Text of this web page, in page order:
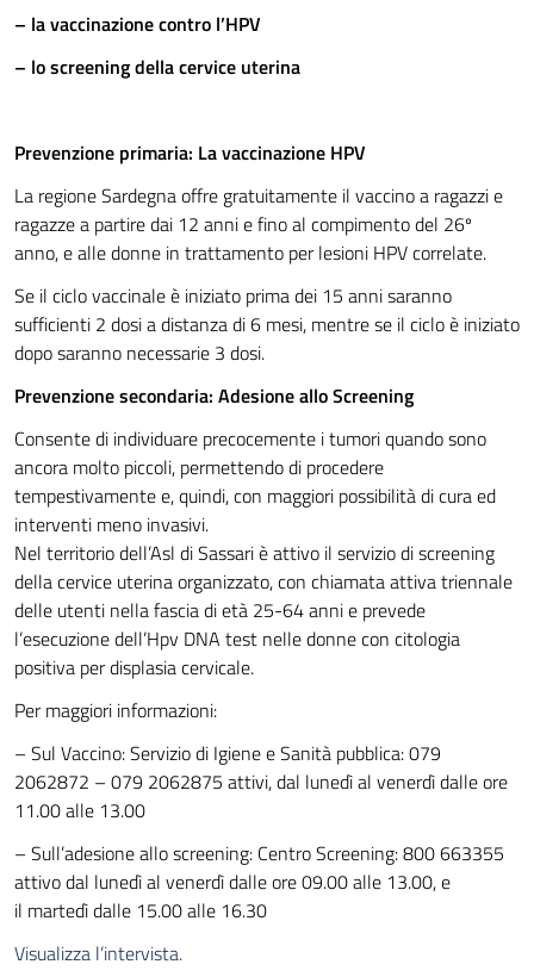
– la vaccinazione contro l’HPV
– lo screening della cervice uterina
Prevenzione primaria: La vaccinazione HPV
La regione Sardegna offre gratuitamente il vaccino a ragazzi e
ragazze a partire dai 12 anni e fino al compimento del 26º
anno, e alle donne in trattamento per lesioni HPV correlate.
Se il ciclo vaccinale è iniziato prima dei 15 anni saranno
sufficienti 2 dosi a distanza di 6 mesi, mentre se il ciclo è iniziato
dopo saranno necessarie 3 dosi.
Prevenzione secondaria: Adesione allo Screening
Consente di individuare precocemente i tumori quando sono
ancora molto piccoli, permettendo di procedere
tempestivamente e, quindi, con maggiori possibilità di cura ed
interventi meno invasivi.
Nel territorio dell’Asl di Sassari è attivo il servizio di screening
della cervice uterina organizzato, con chiamata attiva triennale
delle utenti nella fascia di età 25-64 anni e prevede
l’esecuzione dell’Hpv DNA test nelle donne con citologia
positiva per displasia cervicale.
Per maggiori informazioni:
– Sul Vaccino: Servizio di Igiene e Sanità pubblica: 079
2062872 – 079 2062875 attivi, dal lunedì al venerdì dalle ore
11.00 alle 13.00
– Sull’adesione allo screening: Centro Screening: 800 663355
attivo dal lunedì al venerdì dalle ore 09.00 alle 13.00, e
il martedì dalle 15.00 alle 16.30
Visualizza l’intervista.